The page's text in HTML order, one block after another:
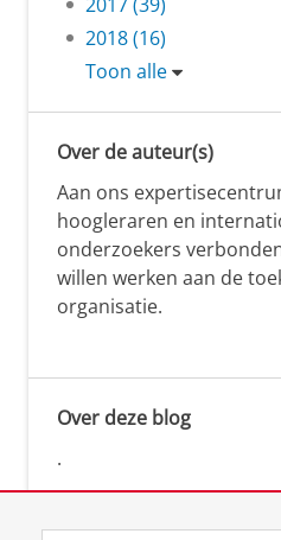
2018 (16)
Toon alle
Over de auteur(s)
Aan ons
hoogleraren en
onderzoekers
willen werken aan de
organisatie.
Over deze blog
.